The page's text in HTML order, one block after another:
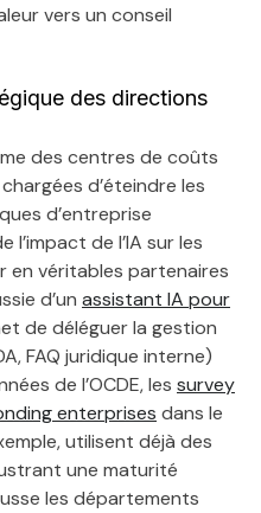
vers un conseil
des directions
des centres de coûts
d’éteindre les
d’entreprise
de l’IA sur les
en véritables partenaires
d’un assistant IA pour
de déléguer la gestion
FAQ juridique interne)
de l’OCDE, les survey
enterprises dans le
utilisent déjà des
une maturité
les départements